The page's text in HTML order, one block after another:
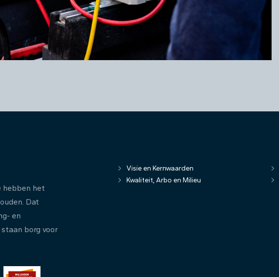
hebben het
Dat
en
borg voor
Visie en Kernwaarden
Kwaliteit, Arbo en Milieu